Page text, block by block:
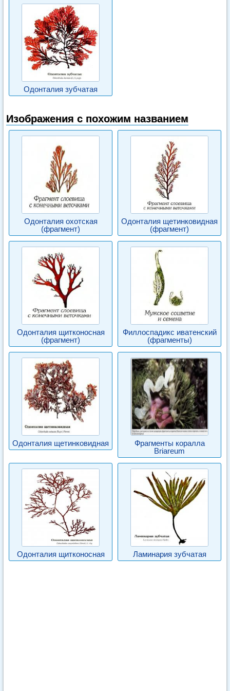
Одонталия зубчатая
Изображения с похожим названием
Одонталия охотская
(фрагмент)
Одонталия щетинковидная
(фрагмент)
Одонталия щитконосная
(фрагмент)
Филлоспадикс иватенский
(фрагменты)
Одонталия щетинковидная
Фрагменты коралла
Briareum
Одонталия щитконосная Ламинария зубчатая